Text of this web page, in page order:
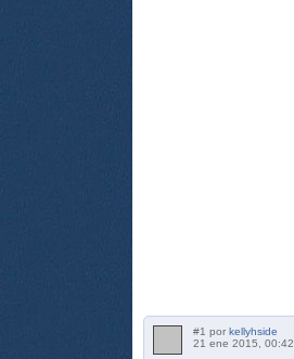
#1 por kellyhside
21 ene 2015, 00:42